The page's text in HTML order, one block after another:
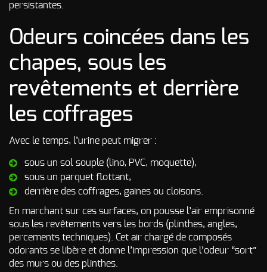
persistantes.
Odeurs coincées dans les
chapes, sous les
revêtements et derrière
les coffrages
Avec le temps, l’urine peut migrer :
sous un sol souple (lino, PVC, moquette),
sous un parquet flottant,
derrière des coffrages, gaines ou cloisons.
En marchant sur ces surfaces, on pousse l’air emprisonné
sous les revêtements vers les bords (plinthes, angles,
percements techniques). Cet air chargé de composés
odorants se libère et donne l’impression que l’odeur “sort”
des murs ou des plinthes.